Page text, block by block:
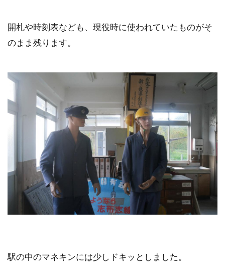
開札や時刻表なども、現役時に使われていたものがそ
のまま残ります。
駅の中のマネキンには少しドキッとしました。